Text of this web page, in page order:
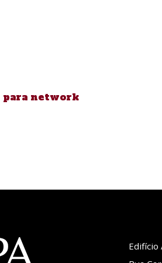
para network
Edifício